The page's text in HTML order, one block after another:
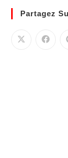
Partagez